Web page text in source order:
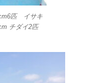
匹 イサキ
チダイ2匹